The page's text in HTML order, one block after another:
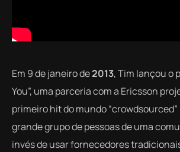
Em 9 de janeiro de2013, Tim lançou o
You”, uma parceria com a Ericsson
primeiro hit do mundo
grande grupo de pessoas de uma
invés de usar fornecedores